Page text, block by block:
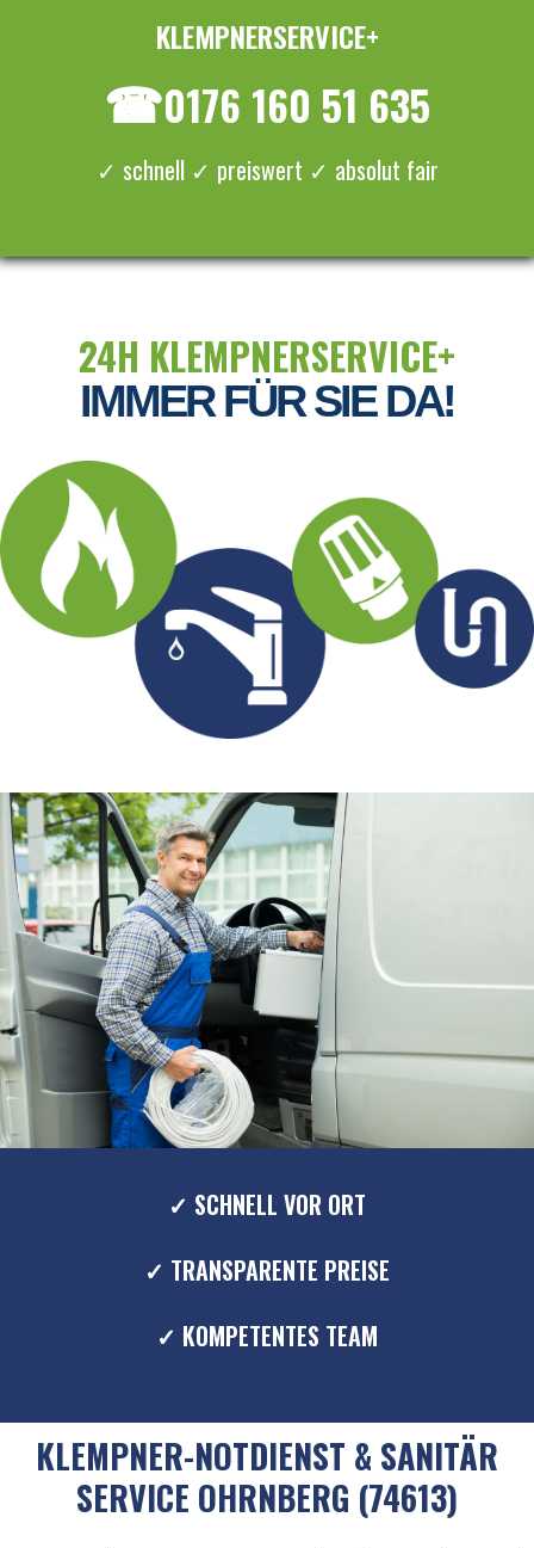
KLEMPNERSERVICE+
☎0176 160 51 635
✓ schnell ✓ preiswert ✓ absolut fair
24H KLEMPNERSERVICE+
IMMER FÜR SIE DA!
✓ SCHNELL VOR ORT
✓ TRANSPARENTE PREISE
✓ KOMPETENTES TEAM
KLEMPNER-NOTDIENST & SANITÄR
SERVICE OHRNBERG (74613)